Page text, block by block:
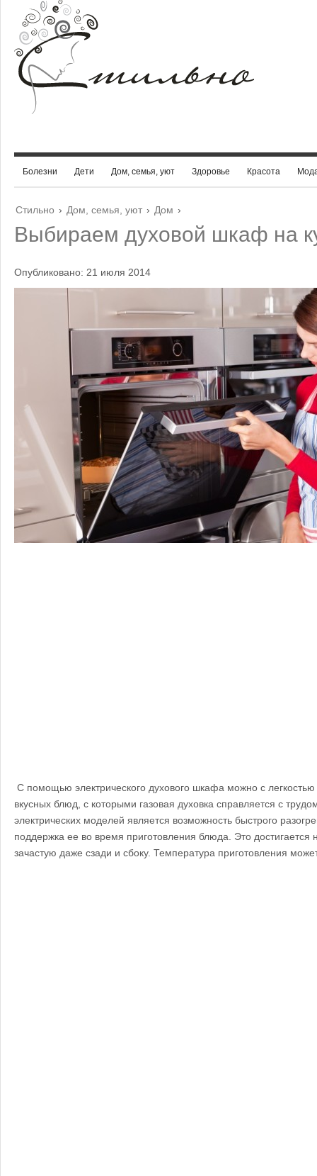
Болезни Дети Дом, семья, уют Здоровье Красота
Стильно › Дом, семья, уют › Дом ›
Выбираем духовой шкаф на
Опубликовано: 21 июля 2014
С помощью электрического духового шкафа можно с легкостью
вкусных блюд, с которыми газовая духовка справляется с
электрических моделей является возможность быстрого
поддержка ее во время приготовления блюда. Это достигается
зачастую даже сзади и сбоку. Температура приготовления